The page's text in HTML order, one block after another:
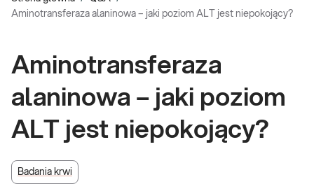
Aminotransferaza alaninowa – jaki poziom ALT jest niepokojący?
Aminotransferaza
alaninowa – jaki poziom
ALT jest niepokojący?
Badania krwi